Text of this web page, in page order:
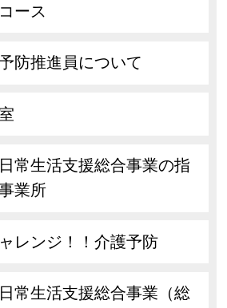
ース
防推進員について
常生活支援総合事業の指
業所
レンジ！！介護予防
常生活支援総合事業（総